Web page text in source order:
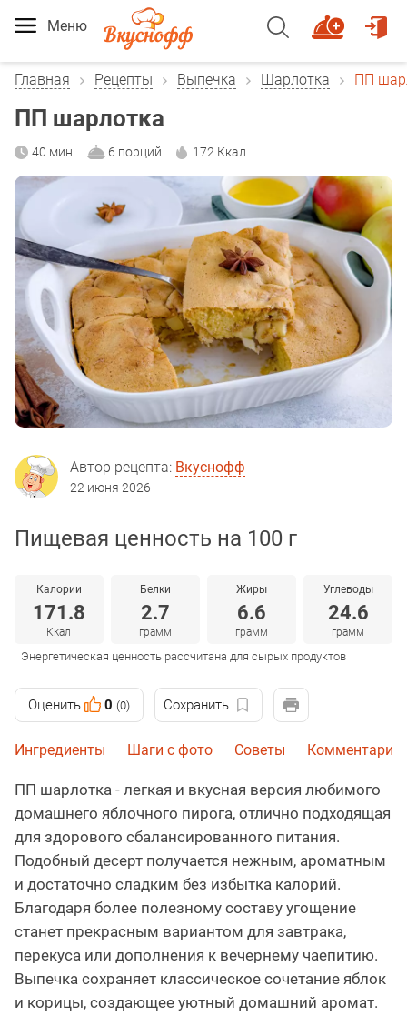
Меню
Главная Рецепты Выпечка Шарлотка ПП
ПП шарлотка
40 мин 6 порций 172 Ккал
Автор рецепта: Вкуснофф
22 июня 2026
Пищевая ценность на 100 г
Калории
171.8
Ккал
Белки
2.7
грамм
Жиры
6.6
грамм
Углеводы
24.6
грамм
Энергетическая ценность рассчитана для сырых продуктов
Оценить 0 (0) Сохранить
Ингредиенты Шаги с фото Советы Комментарии
ПП шарлотка - легкая и вкусная версия любимого
домашнего яблочного пирога, отлично подходящая
для здорового сбалансированного питания.
Подобный десерт получается нежным, ароматным
и достаточно сладким без избытка калорий.
Благодаря более полезному составу угощение
станет прекрасным вариантом для завтрака,
перекуса или дополнения к вечернему чаепитию.
Выпечка сохраняет классическое сочетание яблок
и корицы, создающее уютный домашний аромат.